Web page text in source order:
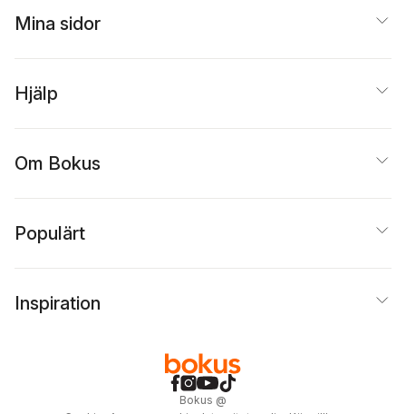
Mina sidor
Hjälp
Om Bokus
Populärt
Inspiration
Bokus @